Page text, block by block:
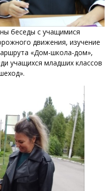
беседы с учащимися
движения, изучение
«Дом-школа-дом»,
учащихся младших классов